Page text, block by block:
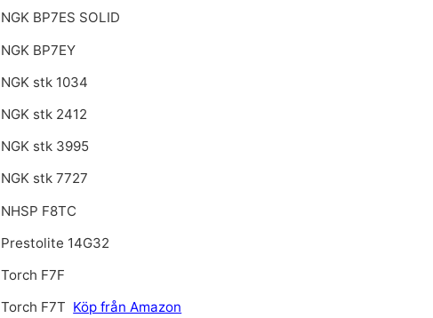
NGK BP7ES SOLID
NGK BP7EY
NGK stk 1034
NGK stk 2412
NGK stk 3995
NGK stk 7727
NHSP F8TC
Prestolite 14G32
Torch F7F
Torch F7T Köp från Amazon